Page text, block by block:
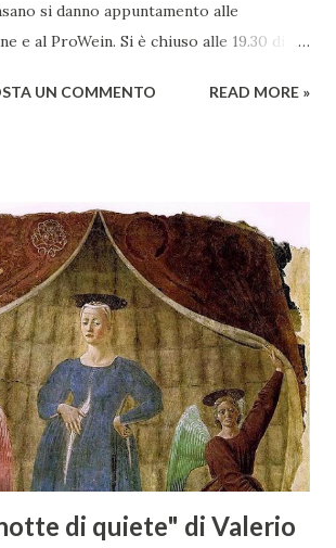
si danno appuntamento alle
e al ProWein. Si è chiuso alle 19.30 di
di Vienna dalla società Wein & Kultur,
Consorzio Tutela Vini della
del Montecucco e del Morellino di
dell’iniziativa è stato quello di promuovere
della regione in Austria, un
di crescita è ancora molto alto,
nella creazione di contatti
operatori locali. Gli organizzatori
Bauer, austriaco ed esperto di vini e
di lingua tedes...
UN COMMENTO READ MORE »
di quiete" di Valerio